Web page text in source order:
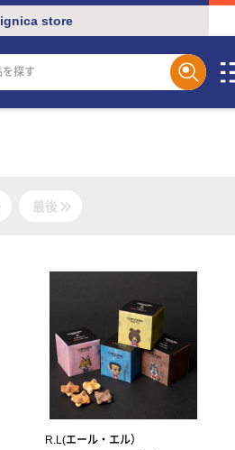
ignica store
最後
R.L(エール・エル）